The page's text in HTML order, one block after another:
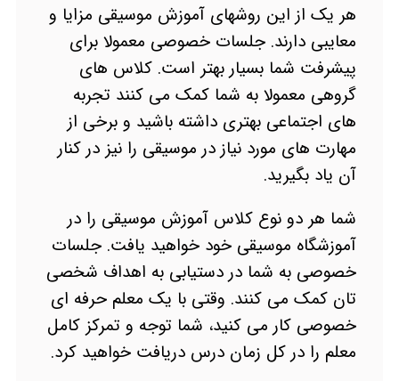
هر یک از این روشهای آموزش موسیقی مزایا و
معایبی دارند. جلسات خصوصی معمولا برای
پیشرفت شما بسیار بهتر است. کلاس های
گروهی معمولا به شما کمک می کنند تجربه
های اجتماعی بهتری داشته باشید و برخی از
مهارت های مورد نیاز در موسیقی را نیز در کنار
آن یاد بگیرید.
شما هر دو نوع کلاس آموزش موسیقی را در
آموزشگاه موسیقی خود خواهید یافت. جلسات
خصوصی به شما در دستیابی به اهداف شخصی
تان کمک می کنند. وقتی با یک معلم حرفه ای
خصوصی کار می کنید، شما توجه و تمرکز کامل
معلم را در کل زمان درس دریافت خواهید کرد.